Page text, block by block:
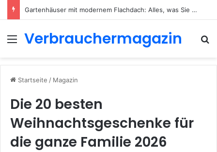
Gartenhäuser mit modernem Flachdach: Alles, was Sie 2026 wissen müssen
Menü
Verbrauchermagazin
Startseite / Magazin
Die 20 besten
Weihnachtsgeschenke für
die ganze Familie 2026